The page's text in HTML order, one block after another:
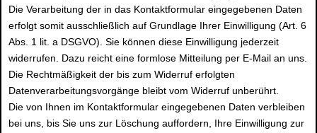
Die Verarbeitung der in das Kontaktformular eingegebenen Daten
erfolgt somit ausschließlich auf Grundlage Ihrer Einwilligung (Art. 6
Abs. 1 lit. a DSGVO). Sie können diese Einwilligung jederzeit
widerrufen. Dazu reicht eine formlose Mitteilung per E-Mail an uns.
Die Rechtmäßigkeit der bis zum Widerruf erfolgten
Datenverarbeitungsvorgänge bleibt vom Widerruf unberührt.
Die von Ihnen im Kontaktformular eingegebenen Daten verbleiben
bei uns, bis Sie uns zur Löschung auffordern, Ihre Einwilligung zur